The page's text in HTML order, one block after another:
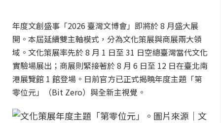
年度文創盛事「2026 臺灣文博會」即將於 8 月盛大展
開。本屆延續雙主軸模式，分為文化策展與商展兩大領
域。文化策展率先於 8 月 1 日至 31 日空總臺灣當代文化
實驗場展出；商展則緊接著於 8 月 6 日至 12 日在臺北南
港展覽館 1 館登場。日前官方已正式揭曉年度主題「第
零位元」（Bit Zero）與全新主視覺。